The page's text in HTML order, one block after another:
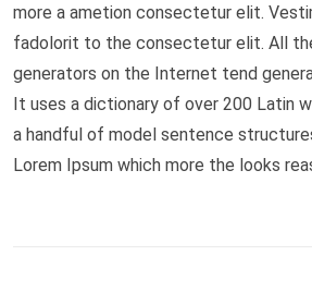
more a ametion consectetur elit.
fadolorit to the consectetur elit. All
generators on the Internet tend
It uses a dictionary of over 200 Latin
a handful of model sentence
Lorem Ipsum which more the looks